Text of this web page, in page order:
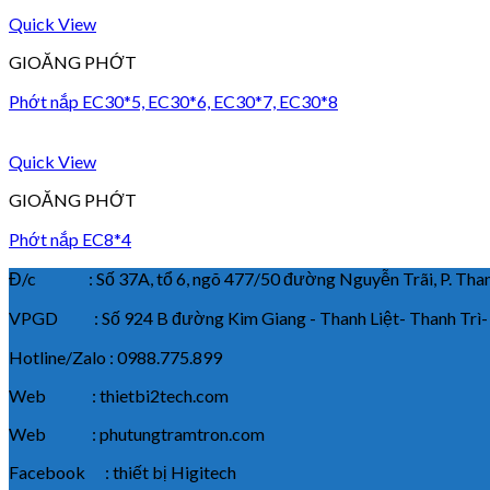
Quick View
GIOĂNG PHỚT
Phớt nắp EC30*5, EC30*6, EC30*7, EC30*8
Quick View
GIOĂNG PHỚT
Phớt nắp EC8*4
Đ/c : Số 37A, tổ 6, ngõ 477/50 đường Nguyễn Trãi, P. Thanh
VPGD : Số 924 B đường Kim Giang - Thanh Liệt- Thanh
Hotline/Zalo : 0988.775.899
Web : thietbi2tech.com
Web : phutungtramtron.com
Facebook : thiết bị Higitech